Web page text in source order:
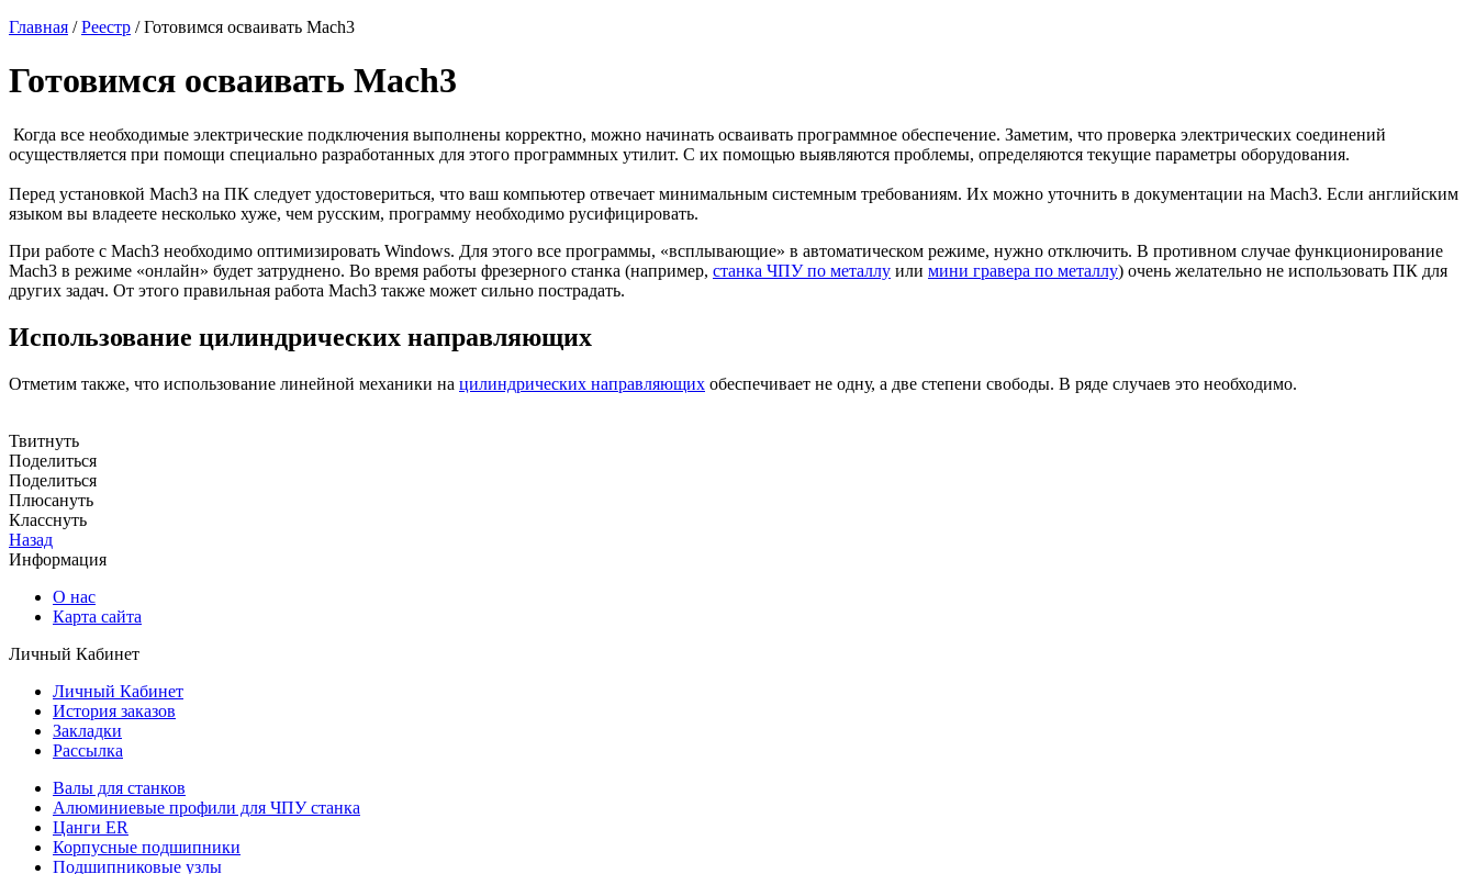
Главная /Реестр / Готовимся осваивать Mach3
Готовимся осваивать Mach3
Когда все необходимые электрические подключения выполнены корректно, можно начинать осваивать программное обеспечение. Заметим, что проверка электрических соединений
осуществляется при помощи специально разработанных для этого программных утилит. С их помощью выявляются проблемы, определяются текущие параметры оборудования.
Перед установкой Mach3 на ПК следует удостовериться, что ваш компьютер отвечает минимальным системным требованиям. Их можно уточнить в документации на Mach3. Если английским
языком вы владеете несколько хуже, чем русским, программу необходимо русифицировать.
При работе с Mach3 необходимо оптимизировать Windows. Для этого все программы, «всплывающие» в автоматическом режиме, нужно отключить. В противном случае функционирование
Mach3 в режиме «онлайн» будет затруднено. Во время работы фрезерного станка (например, станка ЧПУ по металлу или мини гравера по металлу) очень желательно не использовать ПК для
других задач. От этого правильная работа Mach3 также может сильно пострадать.
Использование цилиндрических направляющих
Отметим также, что использование линейной механики на цилиндрических направляющих обеспечивает не одну, а две степени свободы. В ряде случаев это необходимо.
Твитнуть
Поделиться
Поделиться
Плюсануть
Класснуть
Назад
Информация
О нас
Карта сайта
Личный Кабинет
Личный Кабинет
История заказов
Закладки
Рассылка
Валы для станков
Алюминиевые профили для ЧПУ станка
Цанги ER
Корпусные подшипники
Подшипниковые узлы